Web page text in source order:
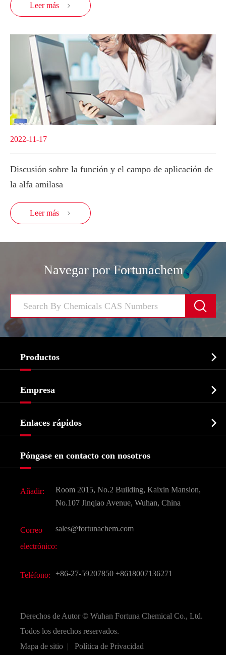
Leer más 
2022-11-17
Discusión sobre la función y el campo de aplicación de
la alfa amilasa
Leer más 
Navegar por Fortunachem

Productos 
Bioquímico
Agroquímicos e intermedios
Ingredientes Cosméticos
Sabores y fragancias
CAS químico
Todos los productos químicos finos
Empresa 
Historia de la empresa
Enlaces rápidos 
Preguntas frecuentes (FAQ)
Póngase en contacto con nosotros
Añadir:
Room 2015, No.2 Building, Kaixin Mansion,
No.107 Jinqiao Avenue, Wuhan, China
Correo
electrónico:
sales@fortunachem.com
Teléfono: +86-27-59207850 +8618007136271
Derechos de Autor © Wuhan Fortuna Chemical Co., Ltd.
Todos los derechos reservados.
Mapa de sitio | Política de Privacidad